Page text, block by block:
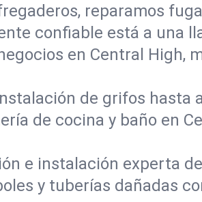
reparamos
confiable está a una
en Central High,
de grifos hasta
de cocina y baño en
e instalación experta
y tuberías dañadas